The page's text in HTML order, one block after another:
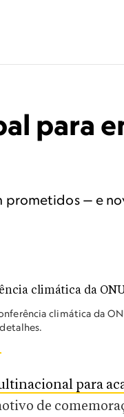
para
— e
climática da
para
de